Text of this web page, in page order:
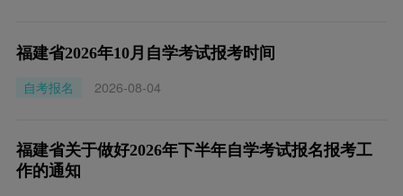
福建省2026年10月自学考试报考时间
自考报名
2026-08-04
福建省关于做好2026年下半年自学考试报名报考工
作的通知